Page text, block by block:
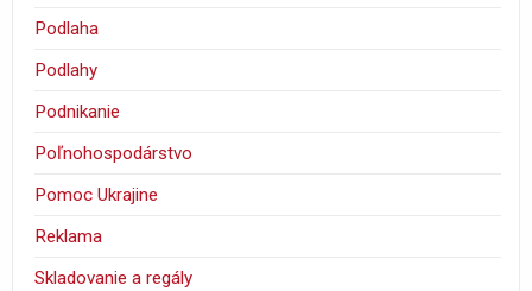
Podlaha
Podlahy
Podnikanie
Poľnohospodárstvo
Pomoc Ukrajine
Reklama
Skladovanie a regály